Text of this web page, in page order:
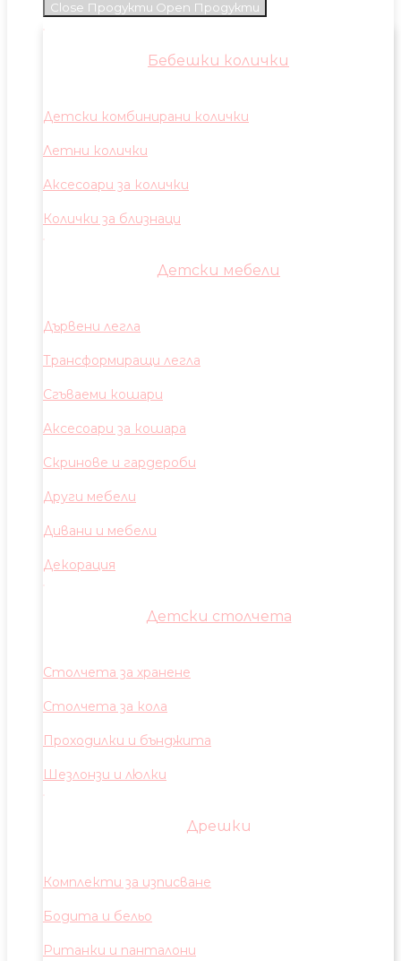
Close Продукти Open Продукти
Бебешки колички
Детски комбинирани колички
Летни колички
Аксесоари за колички
Колички за близнаци
Детски мебели
Дървени легла
Трансформиращи легла
Сгъваеми кошари
Аксесоари за кошара
Скринове и гардероби
Други мебели
Дивани и мебели
Декорация
Детски столчета
Столчета за хранене
Столчета за кола
Проходилки и бънджита
Шезлонзи и люлки
Дрешки
Комплекти за изписване
Бодита и бельо
Ританки и панталони